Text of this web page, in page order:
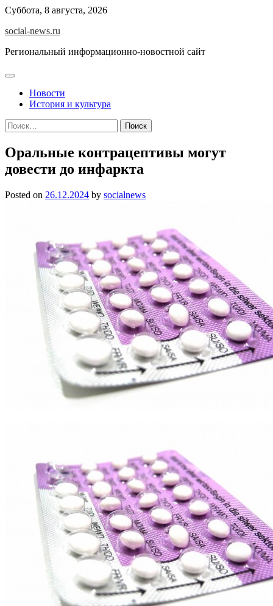
Skip
content
Суббота, 8 августа, 2026
social-news.ru
Региональный информационно-новостной сайт
Новости
История и культура
Найти:
Оральные контрацептивы могут
довести до инфаркта
Posted on 26.12.2024 by socialnews